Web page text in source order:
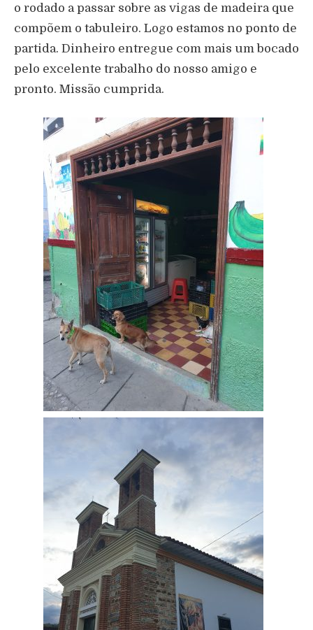
o rodado a passar sobre as vigas de madeira que
compõem o tabuleiro. Logo estamos no ponto de
partida. Dinheiro entregue com mais um bocado
pelo excelente trabalho do nosso amigo e
pronto. Missão cumprida.